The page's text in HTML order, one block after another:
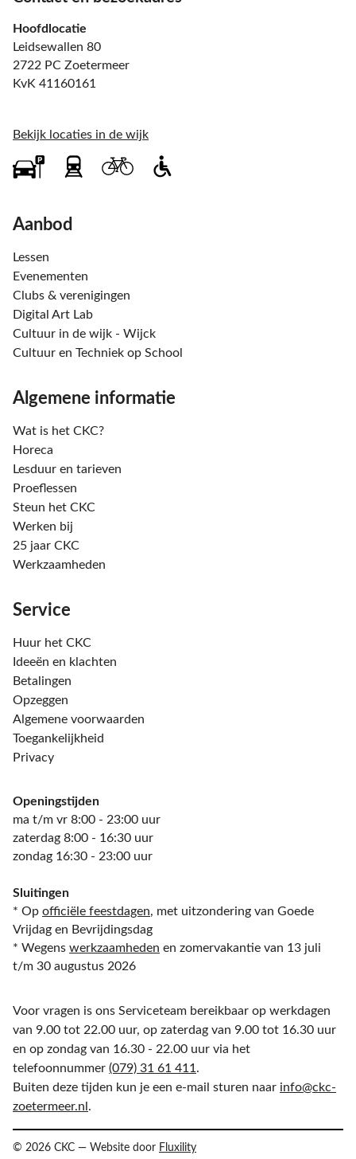
Hoofdlocatie
Leidsewallen 80
2722 PC Zoetermeer
KvK 41160161
Bekijk locaties in de wijk
Aanbod
Lessen
Evenementen
Clubs & verenigingen
Digital Art Lab
Cultuur in de wijk - Wijck
Cultuur en Techniek op School
Algemene informatie
Wat is het CKC?
Horeca
Lesduur en tarieven
Proeflessen
Steun het CKC
Werken bij
25 jaar CKC
Werkzaamheden
Service
Huur het CKC
Ideeën en klachten
Betalingen
Opzeggen
Algemene voorwaarden
Toegankelijkheid
Privacy
Openingstijden
ma t/m vr 8:00 - 23:00 uur
zaterdag 8:00 - 16:30 uur
zondag 16:30 - 23:00 uur
Sluitingen
* Op officiële feestdagen, met uitzondering van Goede
Vrijdag en Bevrijdingsdag
* Wegens werkzaamheden en zomervakantie van 13 juli
t/m 30 augustus 2026
Voor vragen is ons Serviceteam bereikbaar op werkdagen
van 9.00 tot 22.00 uur, op zaterdag van 9.00 tot 16.30 uur
en op zondag van 16.30 - 22.00 uur via het
telefoonnummer (079) 31 61 411 .
Buiten deze tijden kun je een e-mail sturen naar info@ckc-
zoetermeer.nl .
© 2026 CKC — Website door Fluxility